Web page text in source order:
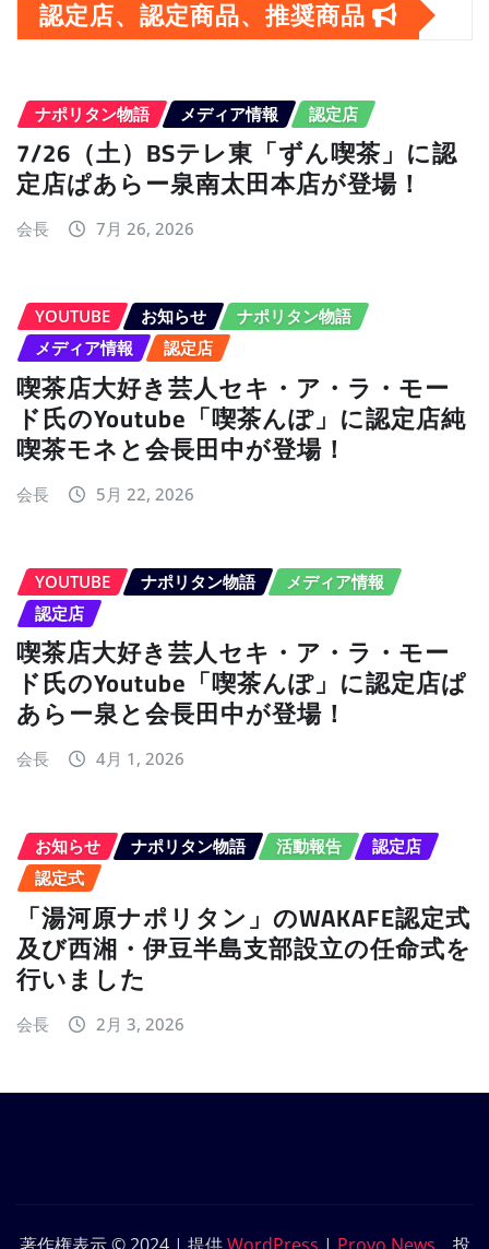
ブ
認定店、認定商品、推奨商品
ナポリタン物語 メディア情報 認定店
7/26（土）BSテレ東「ずん喫茶」に認
定店ぱあらー泉南太田本店が登場！
会長 7月 26, 2026
YOUTUBE お知らせ
ナポリタン物語
メディア情報
認定店
喫茶店大好き芸人セキ・ア・ラ・モー
ド氏のYoutube「喫茶んぽ」に認定店純
喫茶モネと会長田中が登場！
会長 5月 22, 2026
YOUTUBE ナポリタン物語
メディア情報
認定店
喫茶店大好き芸人セキ・ア・ラ・モー
ド氏のYoutube「喫茶んぽ」に認定店ぱ
あらー泉と会長田中が登場！
会長 4月 1, 2026
お知らせ ナポリタン物語 活動報告
認定店
認定式
「湯河原ナポリタン」のWAKAFE認定式
及び西湘・伊豆半島支部設立の任命式を
行いました
会長 2月 3, 2026